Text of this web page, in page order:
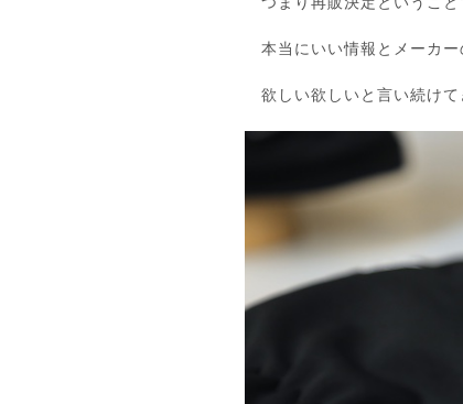
本当にいい情報とメーカー
欲しい欲しいと言い続けて